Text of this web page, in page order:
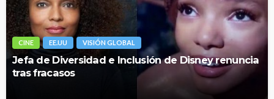
CINE EE.UU VISIÓN GLOBAL
Jefa de Diversidad e Inclusión de Disney renuncia
tras fracasos